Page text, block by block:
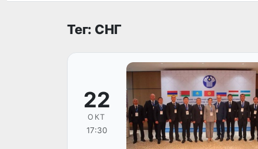
Елимиз дөретиўшилери өз кәсиби ҳәм
Тег: СНГ
22
ОКТ
17:30